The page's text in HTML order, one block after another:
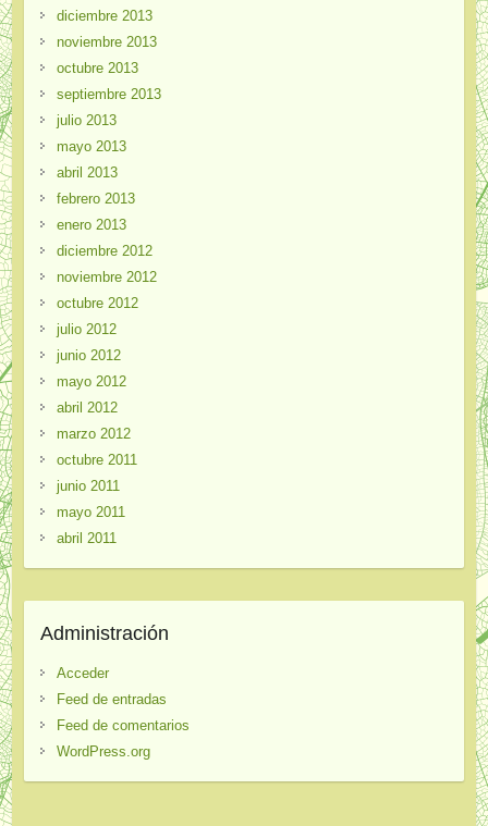
diciembre 2013
noviembre 2013
octubre 2013
septiembre 2013
julio 2013
mayo 2013
abril 2013
febrero 2013
enero 2013
diciembre 2012
noviembre 2012
octubre 2012
julio 2012
junio 2012
mayo 2012
abril 2012
marzo 2012
octubre 2011
junio 2011
mayo 2011
abril 2011
Administración
Acceder
Feed de entradas
Feed de comentarios
WordPress.org